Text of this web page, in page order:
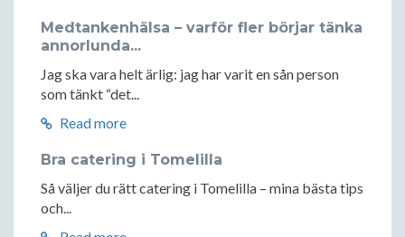
Medtankenhälsa – varför fler börjar tänka
annorlunda...
Jag ska vara helt ärlig: jag har varit en sån person
som tänkt “det...
Read more
Bra catering i Tomelilla
Så väljer du rätt catering i Tomelilla – mina bästa tips
och...